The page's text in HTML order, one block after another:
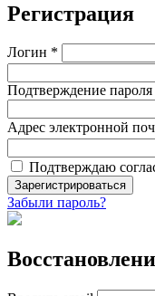
Регистрация
Логин *
Подтверждение
Адрес электронной
Подтверждаю
Зарегистрироваться
Забыли пароль?